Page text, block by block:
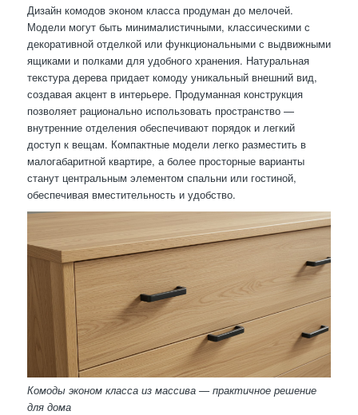
Дизайн комодов эконом класса продуман до мелочей.
Модели могут быть минималистичными, классическими с
декоративной отделкой или функциональными с выдвижными
ящиками и полками для удобного хранения. Натуральная
текстура дерева придает комоду уникальный внешний вид,
создавая акцент в интерьере. Продуманная конструкция
позволяет рационально использовать пространство —
внутренние отделения обеспечивают порядок и легкий
доступ к вещам. Компактные модели легко разместить в
малогабаритной квартире, а более просторные варианты
станут центральным элементом спальни или гостиной,
обеспечивая вместительность и удобство.
Комоды эконом класса из массива — практичное решение
для дома